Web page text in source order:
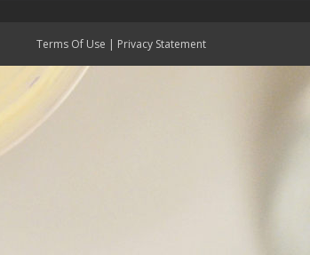
Terms Of Use | Privacy Statement